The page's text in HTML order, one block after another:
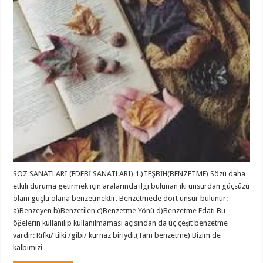
SÖZ SANATLARI (EDEBİ SANATLARI) 1.)TEŞBİH(BENZETME) Sözü daha
etkili duruma getirmek için aralarında ilgi bulunan iki unsurdan güçsüzü
olanı güçlü olana benzetmektir. Benzetmede dört unsur bulunur:
a)Benzeyen b)Benzetilen c)Benzetme Yönü d)Benzetme Edatı Bu
öğelerin kullanılıp kullanılmaması açısından da üç çeşit benzetme
vardır: Rıfkı/ tilki /gibi/ kurnaz biriydi.(Tam benzetme) Bizim de
kalbimizi …